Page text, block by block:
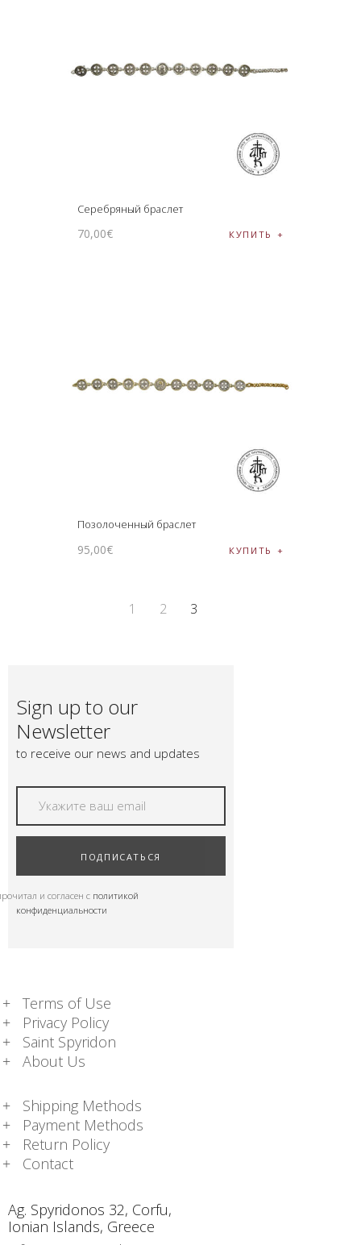
Серебряный браслет
70,00€ КУПИТЬ
Позолоченный браслет
95,00€ КУПИТЬ
1 2 3
Sign up to our
Newsletter
to receive our news and updates
ПОДПИСАТЬСЯ
и согласен с политикой
конфиденциальности
Terms of Use
Privacy Policy
Saint Spyridon
About Us
Shipping Methods
Payment Methods
Return Policy
Contact
Ag. Spyridonos 32, Corfu,
Ionian Islands, Greece